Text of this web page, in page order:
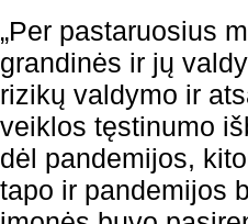
„Per pastaruosius
grandinės ir jų
rizikų valdymo ir
veiklos tęstinumo
dėl pandemijos,
tapo ir pandemijos